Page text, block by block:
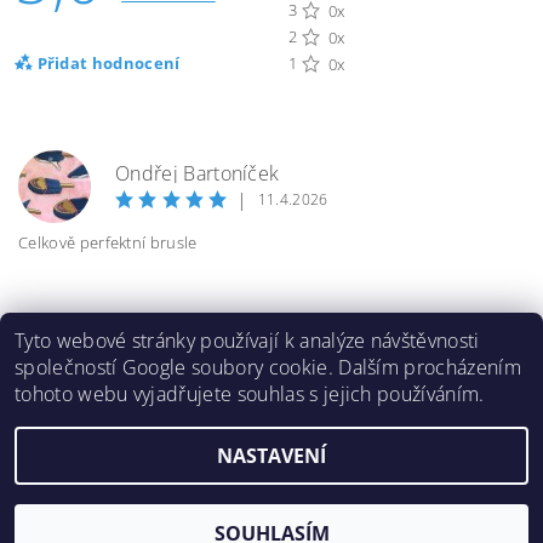
Přidat hodnocení
3
0x
2
0x
1
0x
OB
Ondřej Bartoníček
|
11.4.2026
Celkově perfektní brusle
2026 ©Inlinespeed.cz, všechna práva vyhrazena
Tyto webové stránky používají k analýze návštěvnosti
společností Google soubory cookie. Dalším procházením
tohoto webu vyjadřujete souhlas s jejich používáním.
NASTAVENÍ
SOUHLASÍM